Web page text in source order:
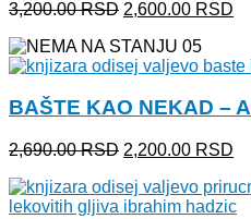
3,200.00RSD Originalna
je
bila:
2,600.00 RSD
BAŠTE KAO NEKAD –
2,690.00RSD Originalna
je
bila:
2,200.00 RSD
je: